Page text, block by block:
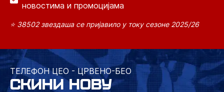
новостима и промоцијама
⭐ 38502 звездаша се пријавило у току сезоне 2025/26
ТЕЛЕФОН ЦЕО - ЦРВЕНО-БЕО
СКИНИ НОВУ